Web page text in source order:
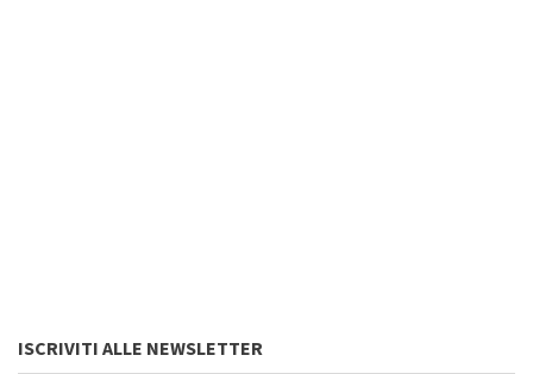
ISCRIVITI ALLE NEWSLETTER